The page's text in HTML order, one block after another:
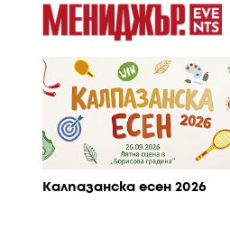
Калпазанска есен 2026